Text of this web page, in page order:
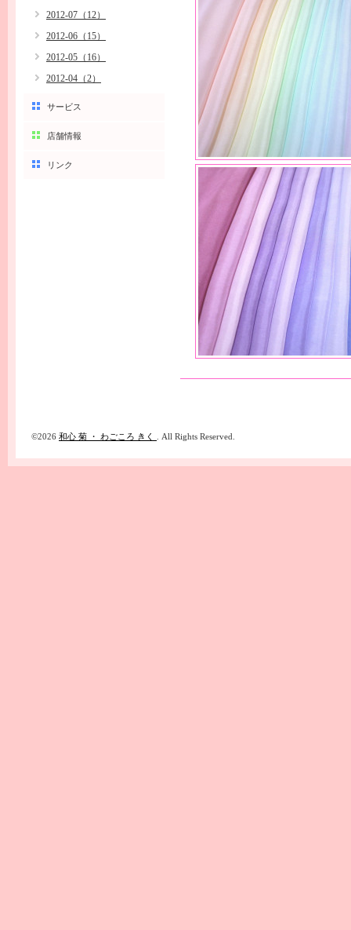
2012-07（12）
2012-06（15）
2012-05（16）
2012-04（2）
サービス
店舗情報
リンク
©2026 和心 菊 ・ わごころ きく . All Rights Reserved.